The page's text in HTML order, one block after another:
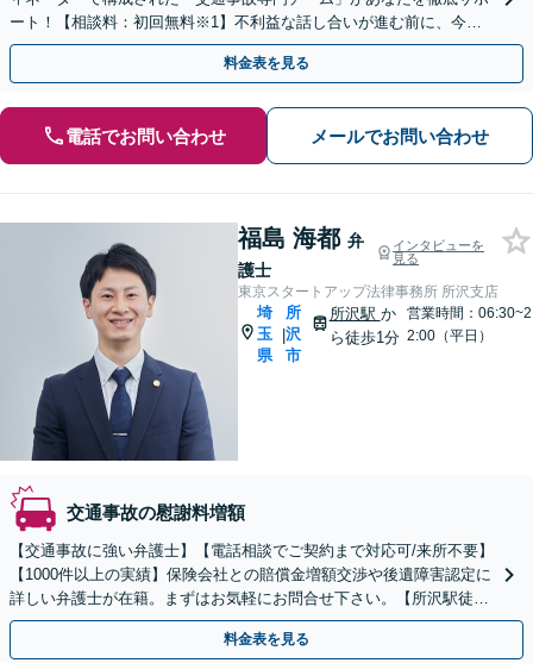
ート！【相談料：初回無料※1】不利益な話し合いが進む前に、今す
ぐ相談！
料金表を見る
電話でお問い合わせ メールでお問い合わせ
福島 海都 弁
護士
インタビューを
見る
東京スタートアップ法律事務所 所沢支店
埼
玉
県
|
所
沢
市
所沢駅 か
ら徒歩1分
営業時間：06:30~2
2:00（平日）
交通事故の慰謝料増額
【交通事故に強い弁護士】【電話相談でご契約まで対応可/来所不要】
【1000件以上の実績】保険会社との賠償金増額交渉や後遺障害認定に
詳しい弁護士が在籍。まずはお気軽にお問合せ下さい。【所沢駅徒歩
1分】
料金表を見る